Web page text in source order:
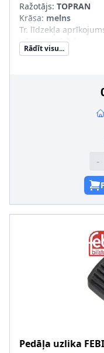
Ražotājs: TOPRAN
Krāsa: melns
Tr. līdzekļa
pārnesumkārbu
Papildu artikuls/
Rādīt visu...
-
Pedāļa uzlika